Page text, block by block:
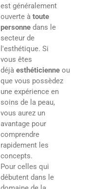
est généralement
ouverte à toute
personne dans le
secteur de
l'esthétique. Si
vous êtes
déjà esthéticienne ou
que vous possèdez
une expérience en
soins de la peau,
vous aurez un
avantage pour
comprendre
rapidement les
concepts.
Pour celles qui
débutent dans le